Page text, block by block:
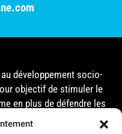
développement socio-
objectif de stimuler le
en plus de défendre les
de la